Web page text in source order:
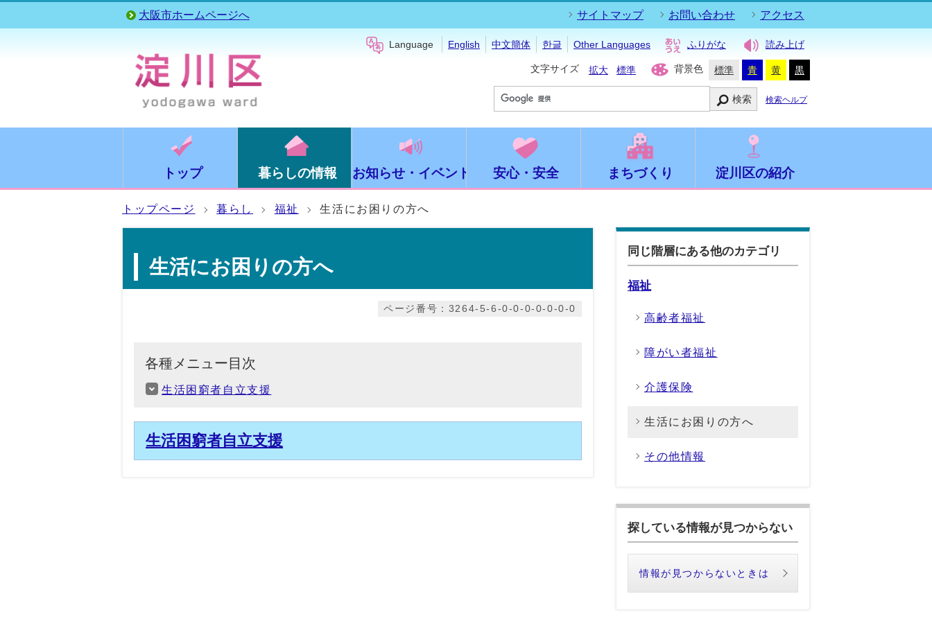
大阪市ホームページへ サイトマップ お問い合わせ アクセス
Language English 中文簡体 한글 Other Languages ふりがな 読み上げ
文字サイズ 拡大 標準 背景色 標準 青 黄 黒
検索 検索ヘルプ
トップ 暮らしの情報 お知らせ・イベント 安心・安全 まちづくり 淀川区の紹介
トップページ 暮らし 福祉 生活にお困りの方へ
生活にお困りの方へ
ページ番号：3264-5-6-0-0-0-0-0-0-0
各種メニュー目次
生活困窮者自立支援
生活困窮者自立支援
同じ階層にある他のカテゴリ
福祉
高齢者福祉
障がい者福祉
介護保険
生活にお困りの方へ
その他情報
探している情報が見つからない
情報が見つからないときは